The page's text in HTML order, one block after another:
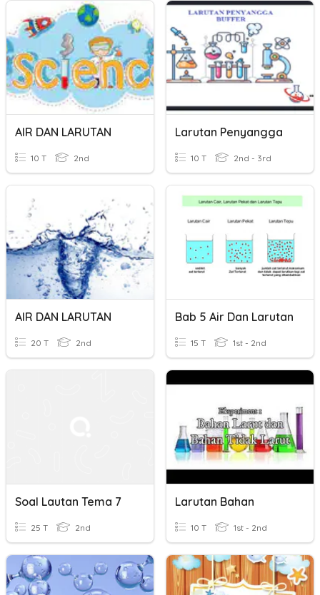
AIR DAN LARUTAN
10 T 2nd
Larutan Penyangga
10 T 2nd - 3rd
AIR DAN LARUTAN
20 T 2nd
Bab 5 Air Dan Larutan
15 T 1st - 2nd
Soal Lautan Tema 7
25 T 2nd
Larutan Bahan
10 T 1st - 2nd